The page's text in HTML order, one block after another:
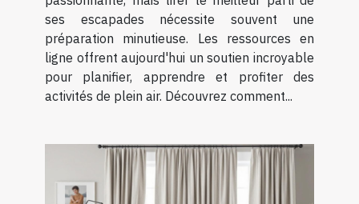
ses escapades nécessite souvent une
préparation minutieuse. Les ressources en
ligne offrent aujourd'hui un soutien incroyable
pour planifier, apprendre et profiter des
activités de plein air. Découvrez comment...